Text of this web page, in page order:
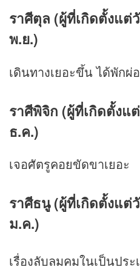
ราศีตุล (ผู้ที่เกิดตั้งแต่
พ.ย.)
เดินทางเยอะขึ้น ได้พักผ่
ราศีพิจิก (ผู้ที่เกิดตั้งแ
ธ.ค.)
เจอศัตรูคอยขัดขาเยอะ
ราศีธนู (ผู้ที่เกิดตั้งแต่
ม.ค.)
เรื่องลับลมคมในเป็นประ